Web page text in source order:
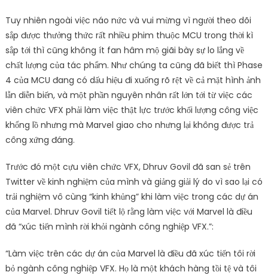
Tuy nhiên ngoài việc náo nức và vui mừng vì người theo dõi
sắp được thưởng thức rất nhiều phim thuộc MCU trong thời kì
sắp tới thì cũng không ít fan hâm mộ giãi bày sự lo lắng về
chất lượng của tác phẩm. Như chúng ta cũng đã biết thì Phase
4 của MCU đang có dấu hiệu đi xuống rõ rệt về cả mặt hình ảnh
lẫn diễn biến, và một phần nguyên nhân rất lớn tới từ việc các
viên chức VFX phải làm việc thật lực trước khối lượng công việc
khổng lồ nhưng mà Marvel giao cho nhưng lại không được trả
công xứng đáng.
Trước đó một cựu viên chức VFX, Dhruv Govil đã san sẻ trên
Twitter về kinh nghiệm của mình và giảng giải lý do vì sao lại có
trải nghiệm vô cùng “kinh khủng” khi làm việc trong các dự án
của Marvel. Dhruv Govil tiết lộ rằng làm việc với Marvel là điều
đã “xúc tiến mình rời khỏi ngành công nghiệp VFX.”:
“Làm việc trên các dự án của Marvel là điều đã xúc tiến tôi rời
bỏ ngành công nghiệp VFX. Họ là một khách hàng tồi tệ và tôi